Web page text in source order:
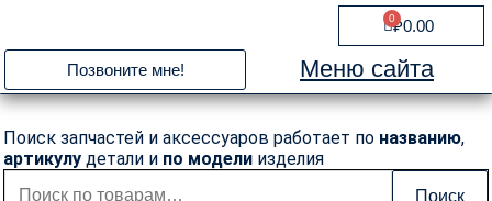
содержимому
₽0.00
0
Cart
Позвоните мне! Меню сайта
Поиск запчастей и аксессуаров работает по названию,
артикулу детали и по модели изделия
Искать:
Поиск